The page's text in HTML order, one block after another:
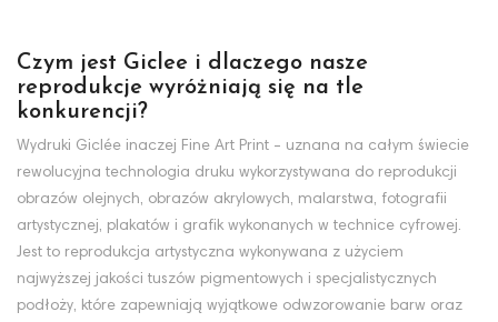
Czym jest Giclee i dlaczego nasze
reprodukcje wyróżniają się na tle
konkurencji?
Wydruki Giclée inaczej Fine Art Print - uznana na całym świecie
rewolucyjna technologia druku wykorzystywana do reprodukcji
obrazów olejnych, obrazów akrylowych, malarstwa, fotografii
artystycznej, plakatów i grafik wykonanych w technice cyfrowej.
Jest to reprodukcja artystyczna wykonywana z użyciem
najwyższej jakości tuszów pigmentowych i specjalistycznych
podłoży, które zapewniają wyjątkowe odwzorowanie barw oraz